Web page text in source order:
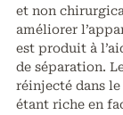
et non
améliorer
est produit à
de séparation.
réinjecté dans le
étant riche en